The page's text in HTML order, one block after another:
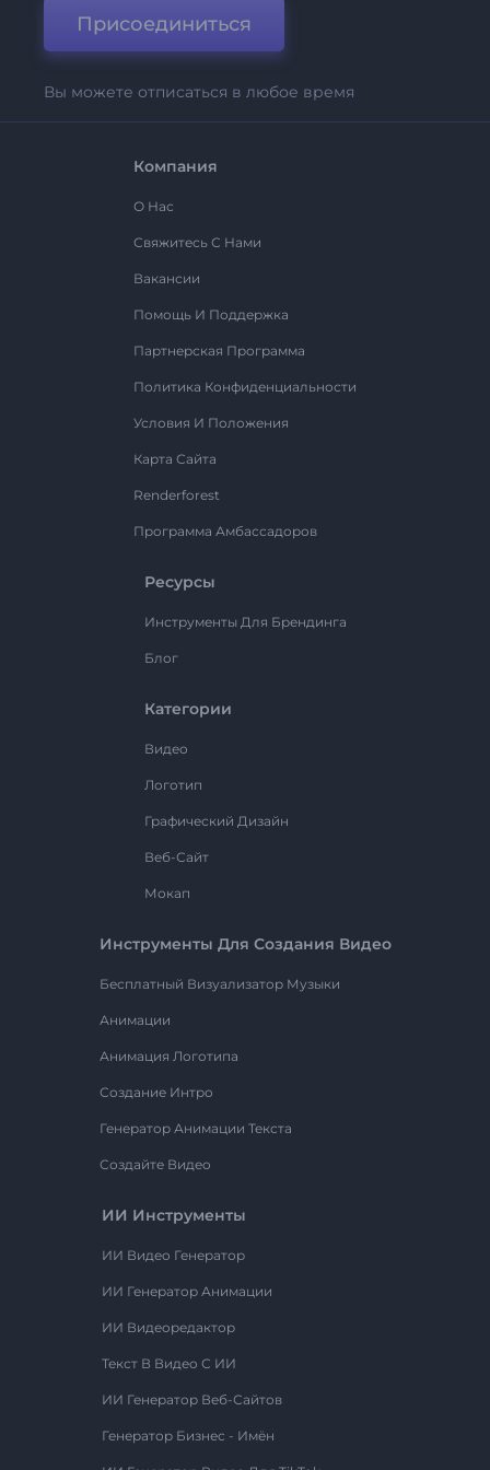
Присоединиться
Вы можете отписаться в любое время
Компания
О Нас
Свяжитесь С Нами
Вакансии
Помощь И Поддержка
Партнерская Программа
Политика Конфиденциальности
Условия И Положения
Карта Сайта
Renderforest
Программа Амбассадоров
Ресурсы
Инструменты Для Брендинга
Блог
Категории
Видео
Логотип
Графический Дизайн
Веб-Сайт
Мокап
Инструменты Для Создания Видео
Бесплатный Визуализатор Музыки
Анимации
Анимация Логотипа
Создание Интро
Генератор Анимации Текста
Создайте Видео
ИИ Инструменты
ИИ Видео Генератор
ИИ Генератор Анимации
ИИ Видеоредактор
Текст В Видео С ИИ
ИИ Генератор Веб-Сайтов
Генератор Бизнес - Имён